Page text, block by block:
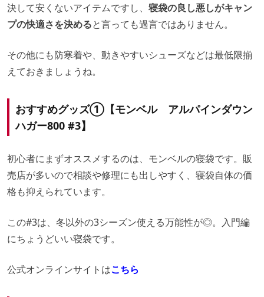
決して安くないアイテムですし、 寝袋の良し悪しがキャン
プの快適さを決めると言っても過言ではありません。
その他にも防寒着や、動きやすいシューズなどは最低限揃
えておきましょうね。
おすすめグッズ①【モンベル アルパインダウン
ハガー800 #3】
初心者にまずオススメするのは、モンベルの寝袋です。販
売店が多いので相談や修理にも出しやすく、寝袋自体の価
格も抑えられています。
この#3は、冬以外の3シーズン使える万能性が◎。入門編
にちょうどいい寝袋です。
公式オンラインサイトはこちら